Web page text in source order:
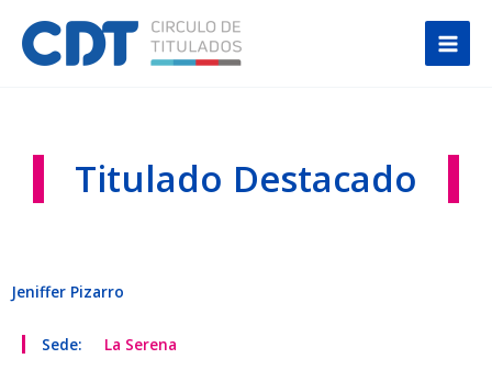
contenido
Main
Titulado Destacado
Jeniffer Pizarro
Sede:
La Serena